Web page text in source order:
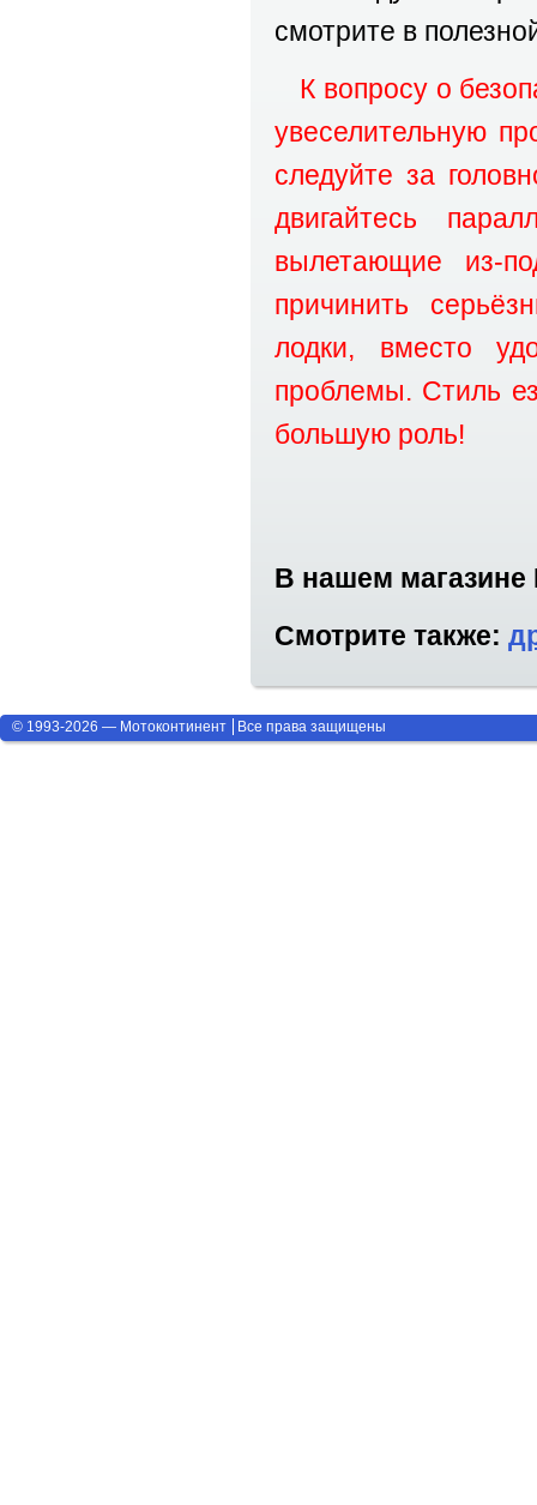
смотрите в
К вопросу о
увеселительную
следуйте за
двигайтесь
вылетающие из-
причинить
лодки, вместо
проблемы. Стиль
большую роль!
В нашем
Смотрите также:
© 1993-2026 — Мотоконтинент Все права защищены